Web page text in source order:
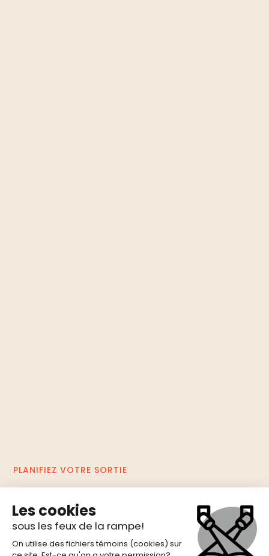
PLANIFIEZ VOTRE SORTIE
CARTE-CADEAU
ACCESSIBILITÉ ET SERVICES ADAPTÉS